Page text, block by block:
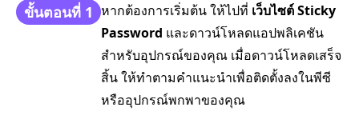
ขั้นตอนที่ 1 หากต้องการเริ่มต้น ให้ไปที่ เว็บไซต์ Sticky
Password และดาวน์โหลดแอปพลิเคชัน
สำหรับอุปกรณ์ของคุณ เมื่อดาวน์โหลดเสร็จ
สิ้น ให้ทำตามคำแนะนำเพื่อติดตั้งลงในพีซี
หรืออุปกรณ์พกพาของคุณ